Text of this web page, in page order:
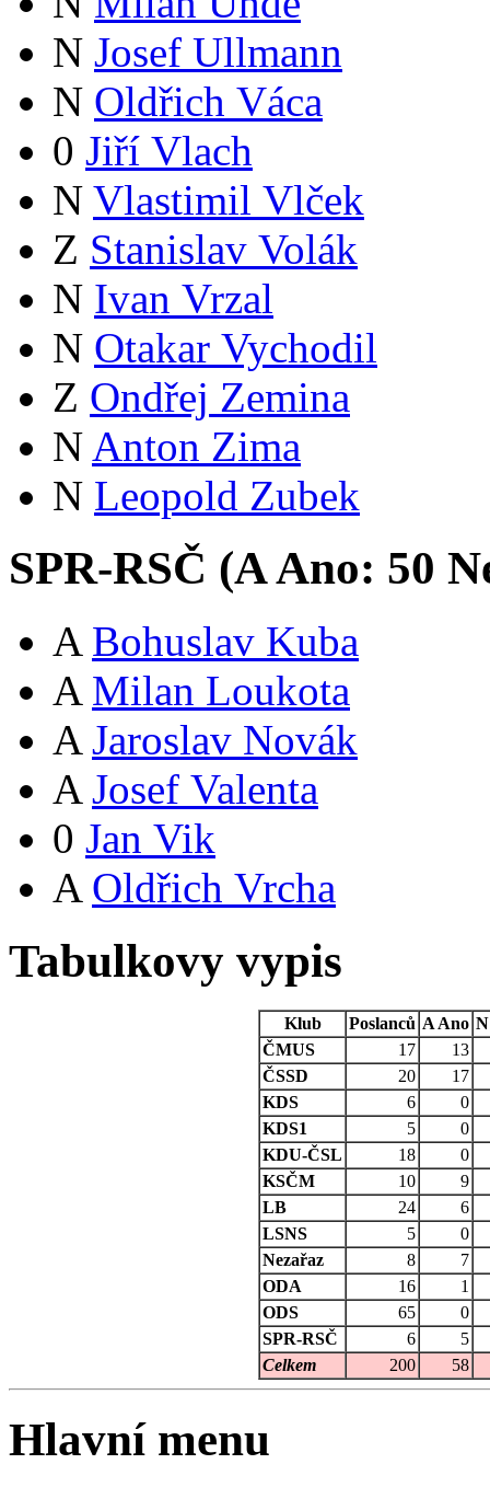
N Josef Ullmann
N Oldřich Váca
0 Jiří Vlach
N Vlastimil Vlček
Z Stanislav Volák
N Ivan Vrzal
N Otakar Vychodil
Z Ondřej Zemina
N Anton Zima
N Leopold Zubek
SPR-RSČ (AAno: 50
A Bohuslav Kuba
A Milan Loukota
A Jaroslav Novák
A Josef Valenta
0 Jan Vik
A Oldřich Vrcha
Tabulkovy vypis
Klub Poslanců A Ano N
ČMUS
17
13
ČSSD
20
17
KDS
6
0
KDS1
5
0
KDU-ČSL
18
0
KSČM
10
9
LB
24
6
LSNS
5
0
Nezařaz
8
7
ODA
16
1
ODS
65
0
SPR-RSČ
6
5
Celkem
200 58
Hlavní menu